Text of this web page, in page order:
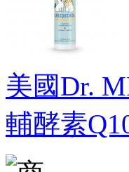
美國Dr.
輔酵素